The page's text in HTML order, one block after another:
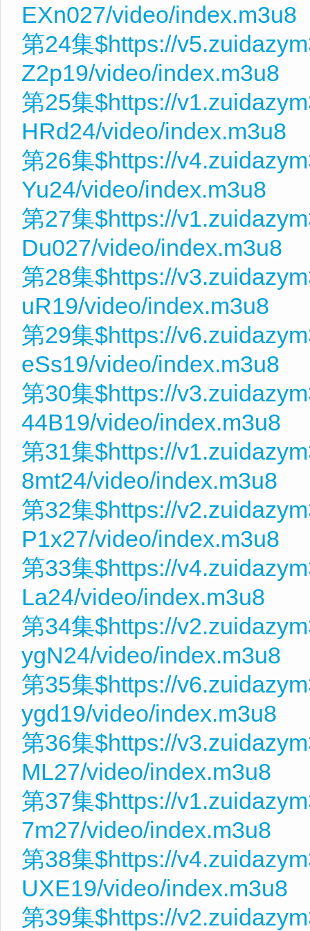
EXn027/video/index.m3u8
第24集$https://
Z2p19/video/index.m3u8
第25集$https://
HRd24/video/index.m3u8
第26集$https://
Yu24/video/index.m3u8
第27集$https://
Du027/video/index.m3u8
第28集$https://
uR19/video/index.m3u8
第29集$https://
eSs19/video/index.m3u8
第30集$https://
44B19/video/index.m3u8
第31集$https://
8mt24/video/index.m3u8
第32集$https://
P1x27/video/index.m3u8
第33集$https://
La24/video/index.m3u8
第34集$https://
ygN24/video/index.m3u8
第35集$https://
ygd19/video/index.m3u8
第36集$https://
ML27/video/index.m3u8
第37集$https://
7m27/video/index.m3u8
第38集$https://
UXE19/video/index.m3u8
第39集$https://